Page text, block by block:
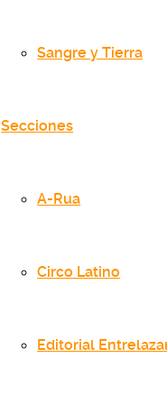
Sangre y Tierra
Secciones
A-Rua
Circo Latino
Editorial